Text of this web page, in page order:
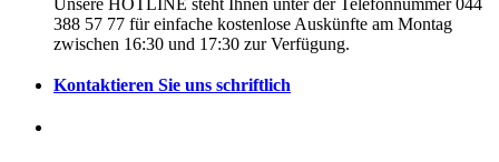
388 57 77 für einfache kostenlose Auskünfte am Montag
zwischen 16:30 und 17:30 zur Verfügung.
Kontaktieren Sie uns schriftlich